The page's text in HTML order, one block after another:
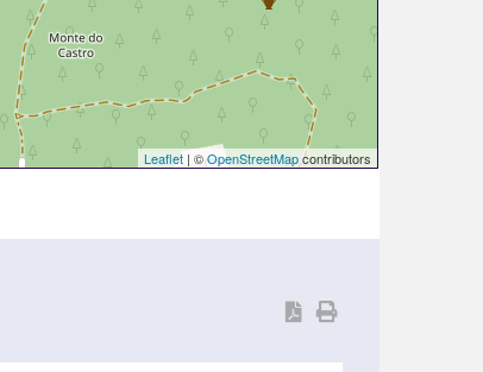
Leaflet | ©OpenStreetMapcontributors